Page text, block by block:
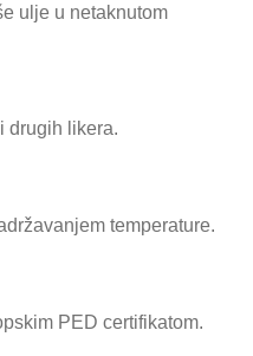
ulje u netaknutom
drugih likera.
temperature.
PED certifikatom.